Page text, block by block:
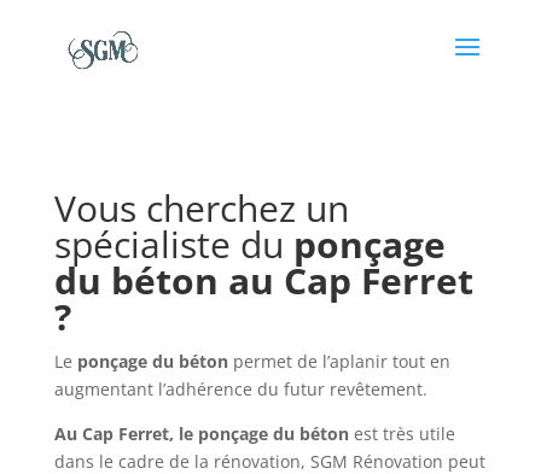
Vous cherchez un
spécialiste du ponçage
du béton au Cap Ferret
?
Le ponçage du bétonpermet de l’aplanir tout en
augmentant l’adhérence du futur revêtement.
Au Cap Ferret, le ponçage du béton est très utile
dans le cadre de la rénovation, SGM Rénovation peut